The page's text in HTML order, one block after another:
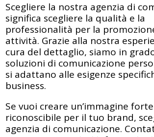
Scegliere la nostra agenzia di
significa scegliere la qualità e la
professionalità per la
attività. Grazie alla nostra
cura del dettaglio, siamo in
soluzioni di comunicazione
si adattano alle esigenze
business.
Se vuoi creare un’immagine
riconoscibile per il tuo brand,
agenzia di comunicazione.